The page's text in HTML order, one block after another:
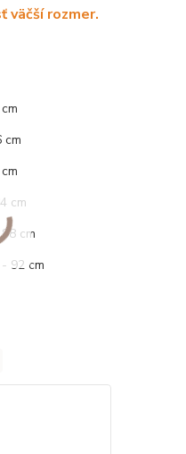
väčší rozmer.
cm
cm
92 cm